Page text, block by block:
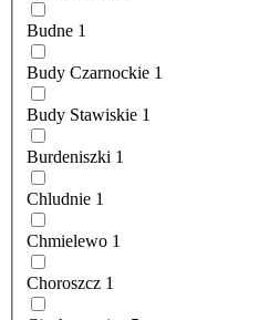
Budne 1
Budy Czarnockie 1
Budy Stawiskie 1
Burdeniszki 1
Chludnie 1
Chmielewo 1
Choroszcz 1